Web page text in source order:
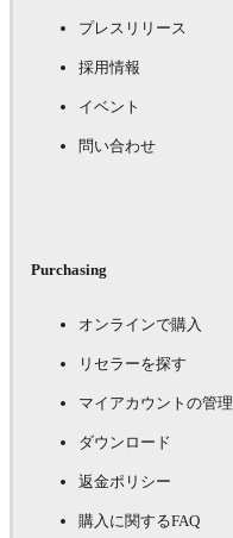
プレスリリース
採用情報
イベント
問い合わせ
Purchasing
オンラインで購入
リセラーを探す
マイアカウントの管理
ダウンロード
返金ポリシー
購入に関するFAQ